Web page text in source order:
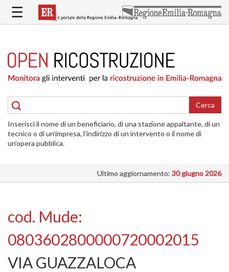
contenuto
RICOSTRUZIONE
PUBBLICA
DELLE
ABITAZIONI
RICOSTRUZIONE
ATTIVITÀ
INTERVENTI
SI
☰
Cerca
Inserisci il nome di un beneficiario, di una stazione appaltante, di un
tecnico o di un’impresa, l’indirizzo di un intervento o il nome di
un’opera pubblica.
Ultimo aggiornamento: 30 giugno 2026
cod. Mude:
0803602800000720002015
VIA GUAZZALOCA